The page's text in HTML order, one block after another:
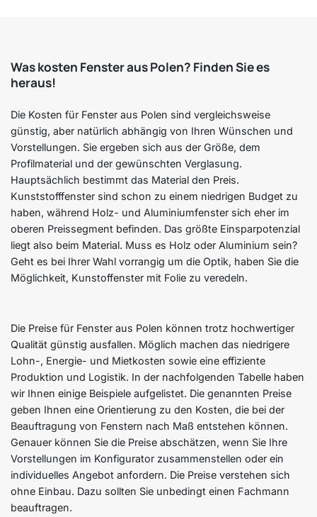
Was kosten Fenster aus Polen? Finden Sie es
heraus!
Die Kosten für Fenster aus Polen sind vergleichsweise
günstig, aber natürlich abhängig von Ihren Wünschen und
Vorstellungen. Sie ergeben sich aus der Größe, dem
Profilmaterial und der gewünschten Verglasung.
Hauptsächlich bestimmt das Material den Preis.
Kunststofffenster sind schon zu einem niedrigen Budget zu
haben, während Holz- und Aluminiumfenster sich eher im
oberen Preissegment befinden. Das größte Einsparpotenzial
liegt also beim Material. Muss es Holz oder Aluminium sein?
Geht es bei Ihrer Wahl vorrangig um die Optik, haben Sie die
Möglichkeit, Kunstoffenster mit Folie zu veredeln.
Die Preise für Fenster aus Polen können trotz hochwertiger
Qualität günstig ausfallen. Möglich machen das niedrigere
Lohn-, Energie- und Mietkosten sowie eine effiziente
Produktion und Logistik. In der nachfolgenden Tabelle haben
wir Ihnen einige Beispiele aufgelistet. Die genannten Preise
geben Ihnen eine Orientierung zu den Kosten, die bei der
Beauftragung von Fenstern nach Maß entstehen können.
Genauer können Sie die Preise abschätzen, wenn Sie Ihre
Vorstellungen im Konfigurator zusammenstellen oder ein
individuelles Angebot anfordern. Die Preise verstehen sich
ohne Einbau. Dazu sollten Sie unbedingt einen Fachmann
beauftragen.